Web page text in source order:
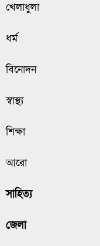
খেলাধুলা
ধর্ম
বিনোদন
স্বাস্থ্য
শিক্ষা
আরো
সাহিত্য
জেলা